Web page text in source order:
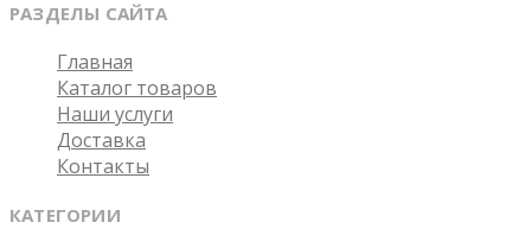
РАЗДЕЛЫ САЙТА
Главная
Каталог товаров
Наши услуги
Доставка
Контакты
КАТЕГОРИИ